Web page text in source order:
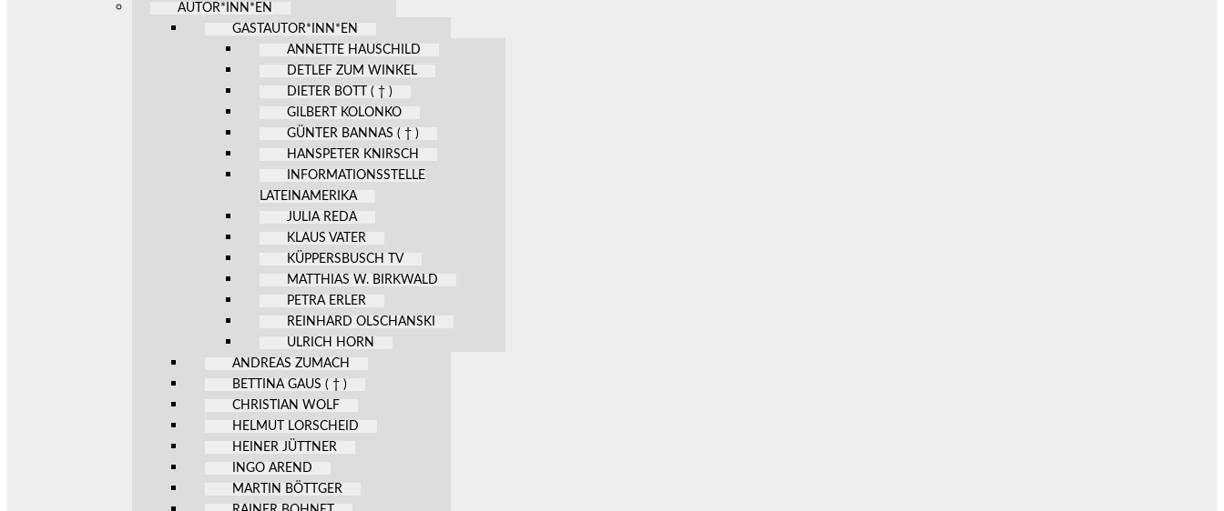
AUTOR*INN*EN
GASTAUTOR*INN*EN
ANNETTE HAUSCHILD
DETLEF ZUM WINKEL
DIETER BOTT ( † )
GILBERT KOLONKO
GÜNTER BANNAS ( † )
HANSPETER KNIRSCH
INFORMATIONSSTELLE
LATEINAMERIKA
JULIA REDA
KLAUS VATER
KÜPPERSBUSCH TV
MATTHIAS W. BIRKWALD
PETRA ERLER
REINHARD OLSCHANSKI
ULRICH HORN
ANDREAS ZUMACH
BETTINA GAUS ( † )
CHRISTIAN WOLF
HELMUT LORSCHEID
HEINER JÜTTNER
INGO AREND
MARTIN BÖTTGER